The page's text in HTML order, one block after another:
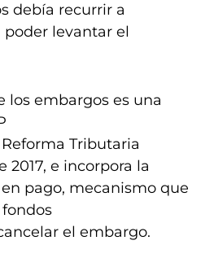
debía recurrir a
poder levantar el
los embargos es una
Tributaria
2017, e incorpora la
pago, mecanismo que
el embargo.